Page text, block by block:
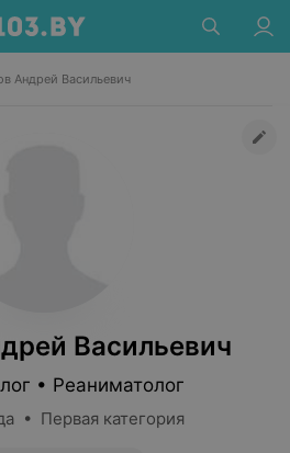
Андрей Васильевич
Васильевич
• Реаниматолог
• Первая категория